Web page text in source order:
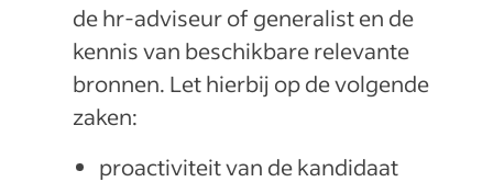
de hr-adviseur of generalist en de
kennis van beschikbare relevante
bronnen. Let hierbij op de volgende
zaken:
proactiviteit van de kandidaat